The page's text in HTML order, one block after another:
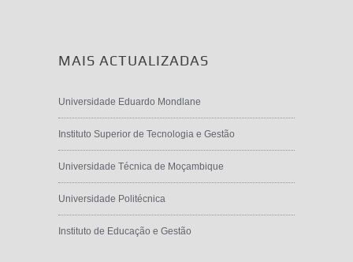
MAIS ACTUALIZADAS
Universidade Eduardo Mondlane
Instituto Superior de Tecnologia e Gestão
Universidade Técnica de Moçambique
Universidade Politécnica
Instituto de Educação e Gestão